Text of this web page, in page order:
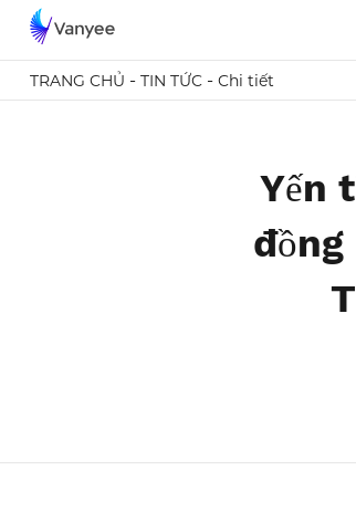
TRANG CHỦ - TIN TỨC- Chi tiết
Yến
đồng